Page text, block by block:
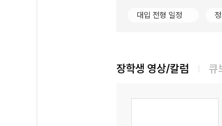
대입 전형 일정
장학생 영상/칼럼 큐